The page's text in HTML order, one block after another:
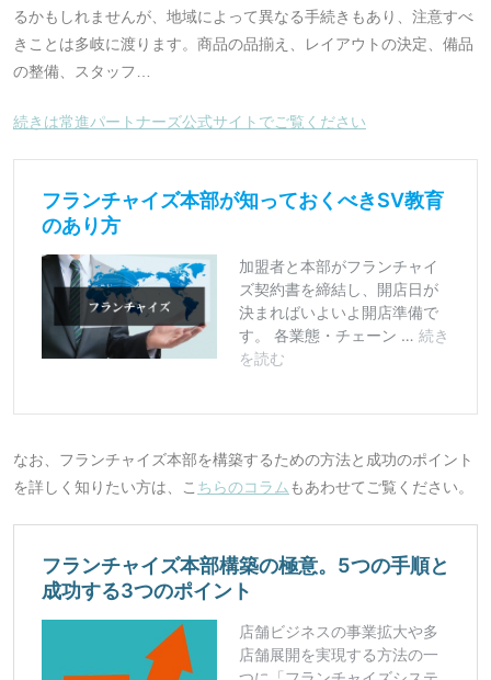
るかもしれませんが、地域によって異なる手続きもあり、注意すべ
きことは多岐に渡ります。商品の品揃え、レイアウトの決定、備品
の整備、スタッフ…
続きは常進パートナーズ公式サイトでご覧ください
なお、フランチャイズ本部を構築するための方法と成功のポイント
を詳しく知りたい方は、こ ちらのコラム もあわせてご覧ください。